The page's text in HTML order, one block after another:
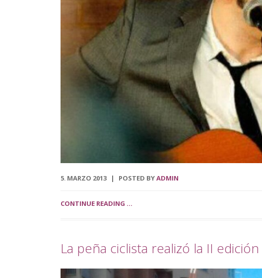
el
5. MARZO 2013 POSTED BYADMIN
CONTINUE READING ...
La peña ciclista realizó la II